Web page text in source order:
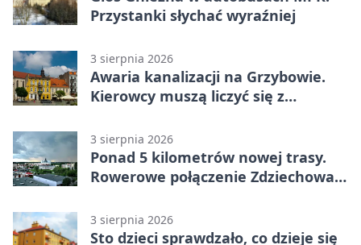
Przystanki słychać wyraźniej
3 sierpnia 2026
Awaria kanalizacji na Grzybowie.
Kierowcy muszą liczyć się z
3 sierpnia 2026
Ponad 5 kilometrów nowej trasy.
Rowerowe połączenie Zdziechowa z
3 sierpnia 2026
Sto dzieci sprawdzało, co dzieje się